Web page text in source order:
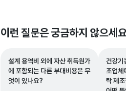
이런 질문은 궁금하지 않으세
설계 용역비 외에 자산 취득원가
에 포함되는 다른 부대비용은 무
엇이 있나요?
건강기
조업체
탁 제